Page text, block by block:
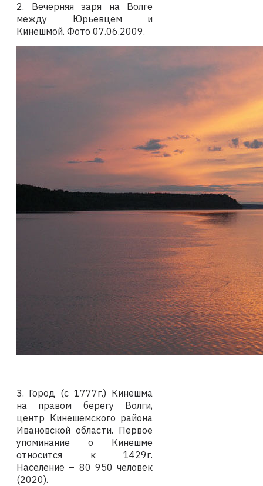
2. Вечерняя заря на Волге
между Юрьевцем и
Кинешмой. Фото 07.06.2009.
3. Город (с 1777г.) Кинешма
на правом берегу Волги,
центр Кинешемского района
Ивановской области. Первое
упоминание о Кинешме
относится к 1429г.
Население – 80 950 человек
(2020).